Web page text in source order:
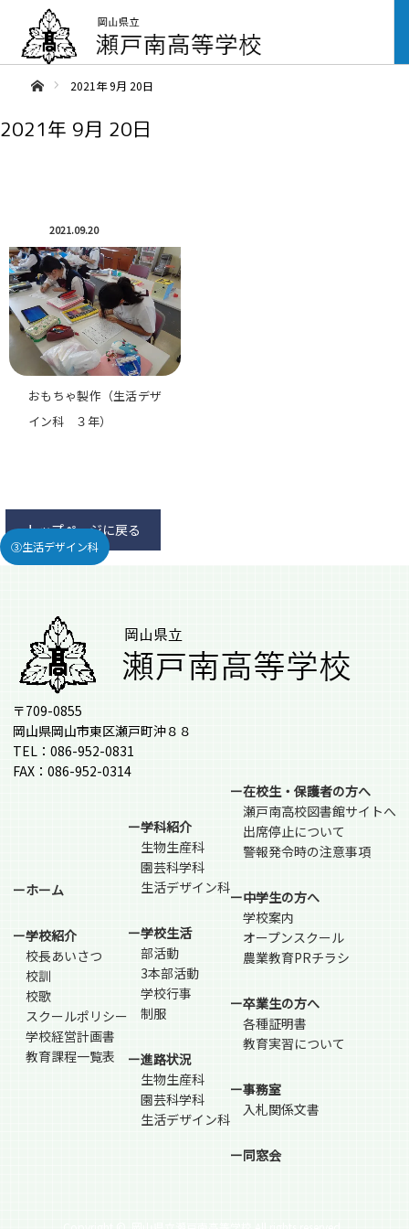
ああホーム2021年 9月 20日
2021年 9月 20日
2021.09.20
おもちゃ製作（生活デザ
イン科 ３年）
③生活デザイン科
トップページに戻る
〒709-0855
岡山県岡山市東区瀬戸町沖８８
TEL：086-952-0831
FAX：086-952-0314
ーホーム
ー学校紹介
校長あいさつ
校訓
校歌
スクールポリシー
学校経営計画書
教育課程一覧表
ー学科紹介
生物生産科
園芸科学科
生活デザイン科
ー学校生活
部活動
3本部活動
学校行事
制服
ー進路状況
生物生産科
園芸科学科
生活デザイン科
ー在校生・保護者の方へ
瀬戸南高校図書館サイトへ
出席停止について
警報発令時の注意事項
ー中学生の方へ
学校案内
オープンスクール
農業教育PRチラシ
ー卒業生の方へ
各種証明書
教育実習について
ー事務室
入札関係文書
ー同窓会